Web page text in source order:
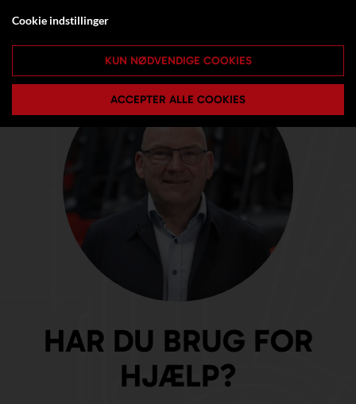
HAR DU BRUG FOR
HJÆLP?
Cookie indstillinger
KUN NØDVENDIGE COOKIES
ACCEPTER ALLE COOKIES